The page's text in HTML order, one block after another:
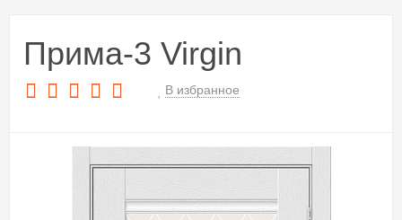
Прима-3 Virgin
В избранное